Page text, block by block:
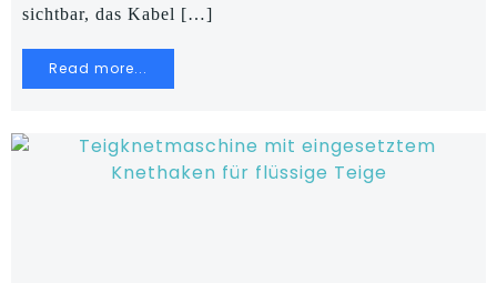
sichtbar, das Kabel […]
Read more...